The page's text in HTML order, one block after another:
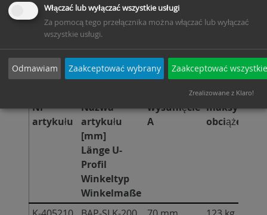
1 ift Rosenheim Prüfnummer
Geprüft auf Lasten in der Fensterebene: 17-
Nr
artykułu
Nazwa
artykułu
[mm]
Länge U-
Profil
Winkeltyp
Winkelmaße
wysunięcie
A
obciążenie
Włączać lub wyłączać wszystkie usługi
Za pomocą tego przełącznika można włączać lub wyłączać
wszystkie usługi.
Odmawiam Zaakceptować wybrany Zaakceptować wszystkie
Zrealizowane z Klaro!